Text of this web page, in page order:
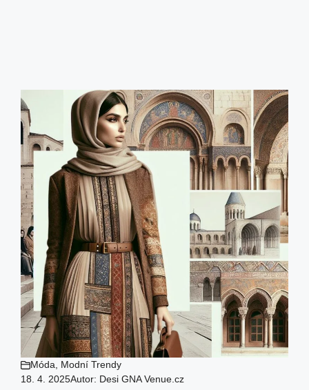
Móda
Modní Trendy
18. 4. 2025Autor: Desi GNA Venue.cz